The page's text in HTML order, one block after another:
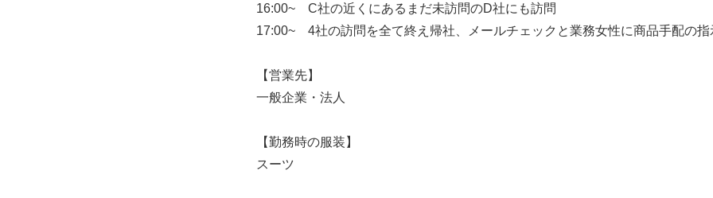
16:00~ C社の近くにあるまだ未訪問のD社にも訪問
17:00~ 4社の訪問を全て終え帰社、メールチェックと業務女性に商品手配の指
【営業先】
一般企業・法人
【勤務時の服装】
スーツ